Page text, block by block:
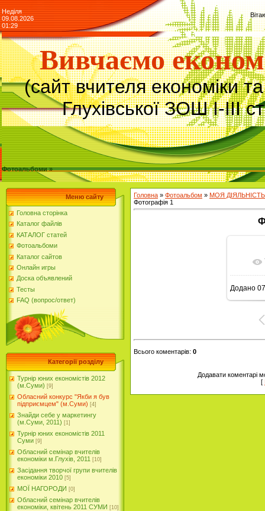
Неділя
09.08.2026
01:29
Вивчаємо
(сайт вчителя економіки
Глухівської ЗОШ І-ІІІ
Фотоальбоми »
Меню сайту
Головна сторінка
Каталог файлів
КАТАЛОГ статей
Фотоальбоми
Каталог сайтов
Онлайн игры
Доска объявлений
Тесты
FAQ (вопрос/ответ)
Категорії розділу
Турнір юних економістів 2012
(м.Суми) [9]
Обласний конкурс "Якби я був
підприємцем" (м.Суми) [4]
Знайди себе у маркетингу
(м.Суми, 2011) [1]
Турнір юних економістів 2011
Суми [9]
Обласний семінар вчителів
економіки м.Глухів, 2011 [10]
Засідання творчої групи вчителів
економіки 2010 [5]
МОЇ НАГОРОДИ [0]
Обласний семінар вчителів
економіки, квітень 2011 СУМИ [10]
Головна » Фотоальбом » МОЯ ДІЯЛЬНІСТЬ
Фотографія 1
Додано
Всього коментарів: 0
Додавати коментарі
[